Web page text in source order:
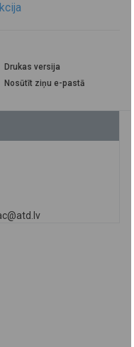
Drukas versija
Nosūtīt ziņu e-pastā